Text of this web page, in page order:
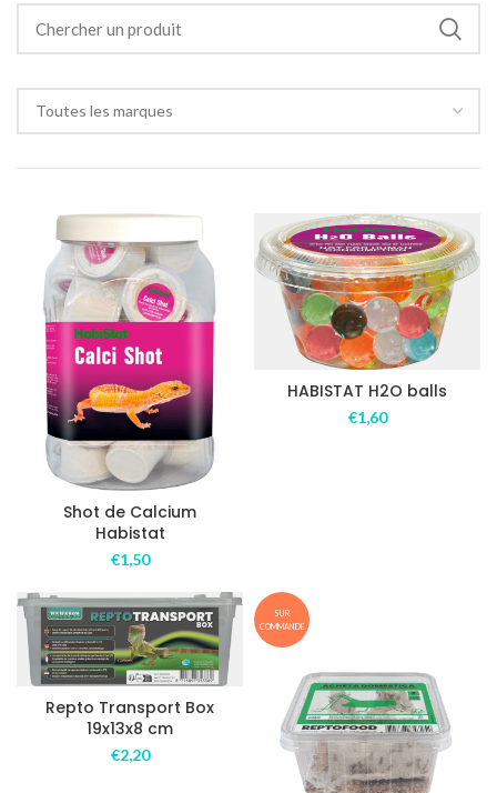
Toutes les marques
Shot de Calcium
Habistat
€1,50
HABISTAT H2O balls
€1,60
Repto Transport Box
19x13x8 cm
€2,20
SUR
COMMANDE